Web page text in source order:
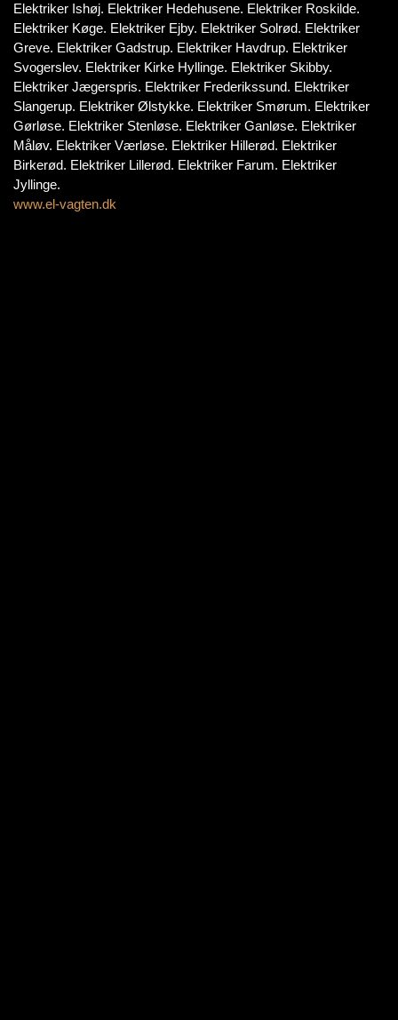
Elektriker Ishøj. Elektriker Hedehusene. Elektriker Roskilde.
Elektriker Køge. Elektriker Ejby. Elektriker Solrød. Elektriker
Greve. Elektriker Gadstrup. Elektriker Havdrup. Elektriker
Svogerslev. Elektriker Kirke Hyllinge. Elektriker Skibby.
Elektriker Jægerspris. Elektriker Frederikssund. Elektriker
Slangerup. Elektriker Ølstykke. Elektriker Smørum. Elektriker
Gørløse. Elektriker Stenløse. Elektriker Ganløse. Elektriker
Måløv. Elektriker Værløse. Elektriker Hillerød. Elektriker
Birkerød. Elektriker Lillerød. Elektriker Farum. Elektriker
Jyllinge.
www.el-vagten.dk